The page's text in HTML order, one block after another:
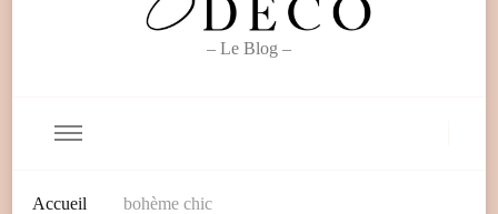
– Le Blog –
Accueil bohème chic